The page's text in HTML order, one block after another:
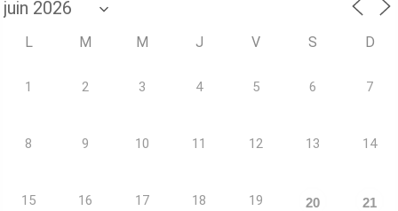
L M M J V S D
1 2 3 4 5 6 7
8 9 10 11 12 13 14
15 16 17 18 19 20 21